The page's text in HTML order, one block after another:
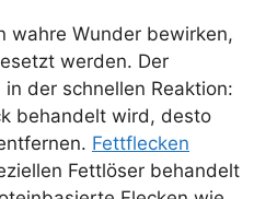
wahre Wunder bewirken,
werden. Der
der schnellen Reaktion:
behandelt wird, desto
Fettflecken
Fettlöser behandelt